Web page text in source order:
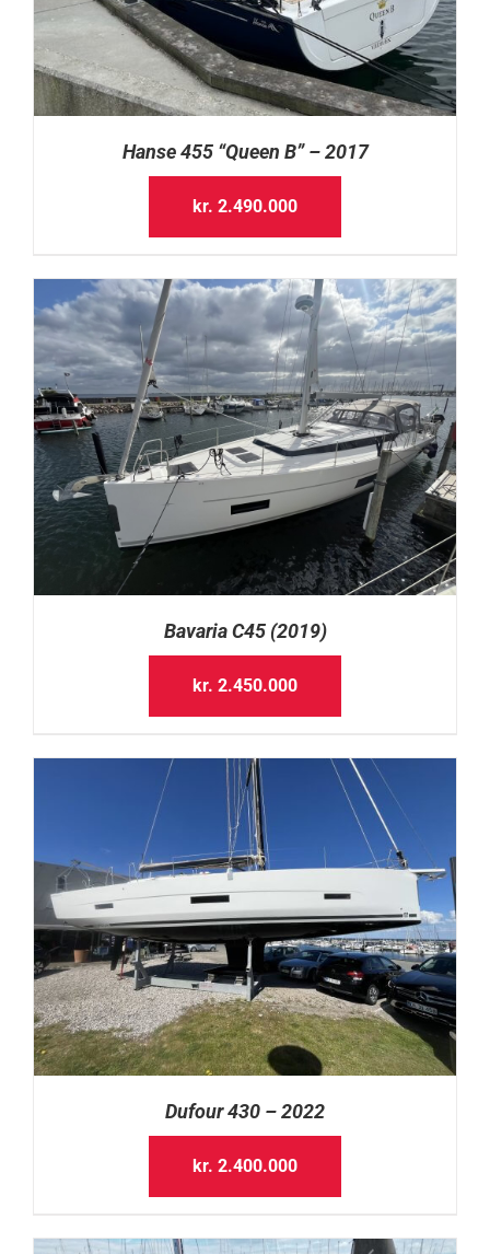
Hanse 455 “Queen B” – 2017
kr. 2.490.000
Bavaria C45 (2019)
kr. 2.450.000
Dufour 430 – 2022
kr. 2.400.000